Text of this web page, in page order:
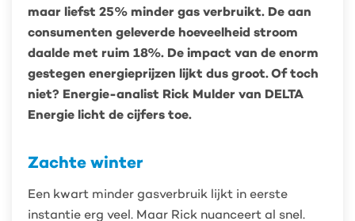
maar liefst 25% minder gas verbruikt. De aan
consumenten geleverde hoeveelheid stroom
daalde met ruim 18%. De impact van de enorm
gestegen energieprijzen lijkt dus groot. Of toch
niet? Energie-analist Rick Mulder van DELTA
Energie licht de cijfers toe.
Zachte winter
Een kwart minder gasverbruik lijkt in eerste
instantie erg veel. Maar Rick nuanceert al snel.